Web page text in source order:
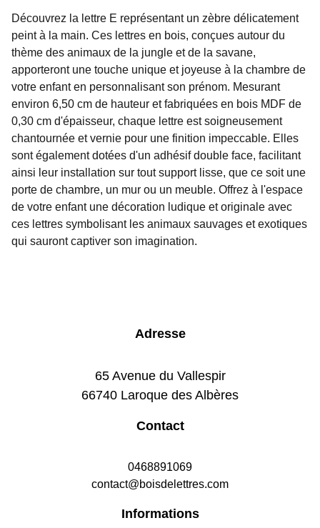
Découvrez la lettre E représentant un zèbre délicatement
peint à la main. Ces lettres en bois, conçues autour du
thème des animaux de la jungle et de la savane,
apporteront une touche unique et joyeuse à la chambre de
votre enfant en personnalisant son prénom. Mesurant
environ 6,50 cm de hauteur et fabriquées en bois MDF de
0,30 cm d'épaisseur, chaque lettre est soigneusement
chantournée et vernie pour une finition impeccable. Elles
sont également dotées d'un adhésif double face, facilitant
ainsi leur installation sur tout support lisse, que ce soit une
porte de chambre, un mur ou un meuble. Offrez à l'espace
de votre enfant une décoration ludique et originale avec
ces lettres symbolisant les animaux sauvages et exotiques
qui sauront captiver son imagination.
Adresse
65 Avenue du Vallespir
66740 Laroque des Albères
Contact
0468891069
contact@boisdelettres.com
Informations